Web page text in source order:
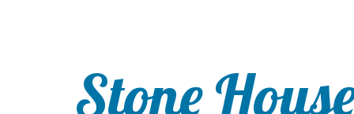
Stone